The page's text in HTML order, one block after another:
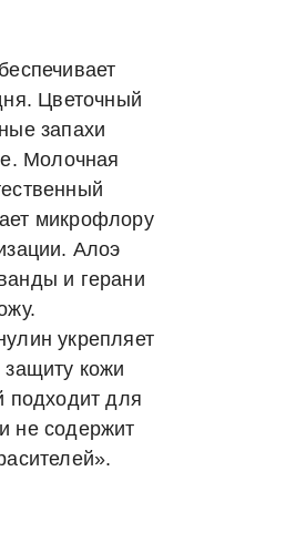
Цветочный
запахи
Молочная
микрофлору
Алоэ
и герани
укрепляет
защиту кожи
подходит для
не содержит